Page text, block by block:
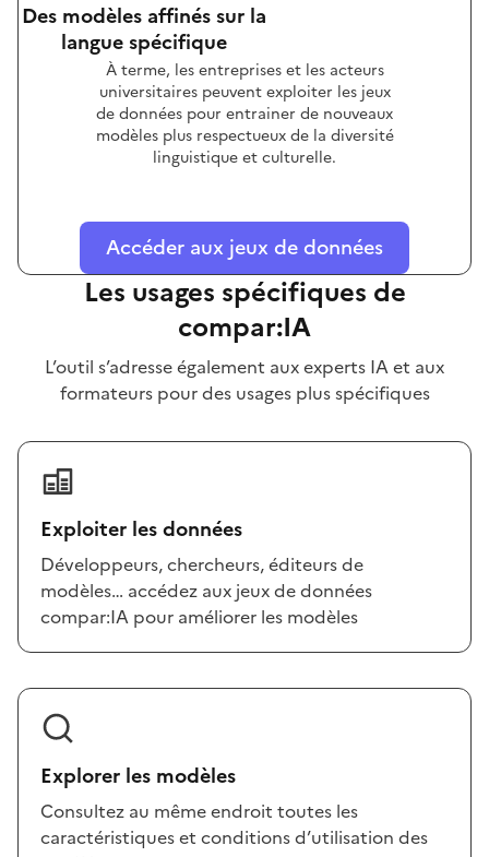
Des modèles affinés sur la
langue spécifique
À terme, les entreprises et les acteurs
universitaires peuvent exploiter les jeux
de données pour entrainer de nouveaux
modèles plus respectueux de la diversité
linguistique et culturelle.
Accéder aux jeux de données
Les usages spécifiques de
compar:IA
L’outil s’adresse également aux experts IA et aux
formateurs pour des usages plus spécifiques
Exploiter les données
Développeurs, chercheurs, éditeurs de
modèles… accédez aux jeux de données
compar:IA pour améliorer les modèles
Explorer les modèles
Consultez au même endroit toutes les
caractéristiques et conditions d’utilisation des